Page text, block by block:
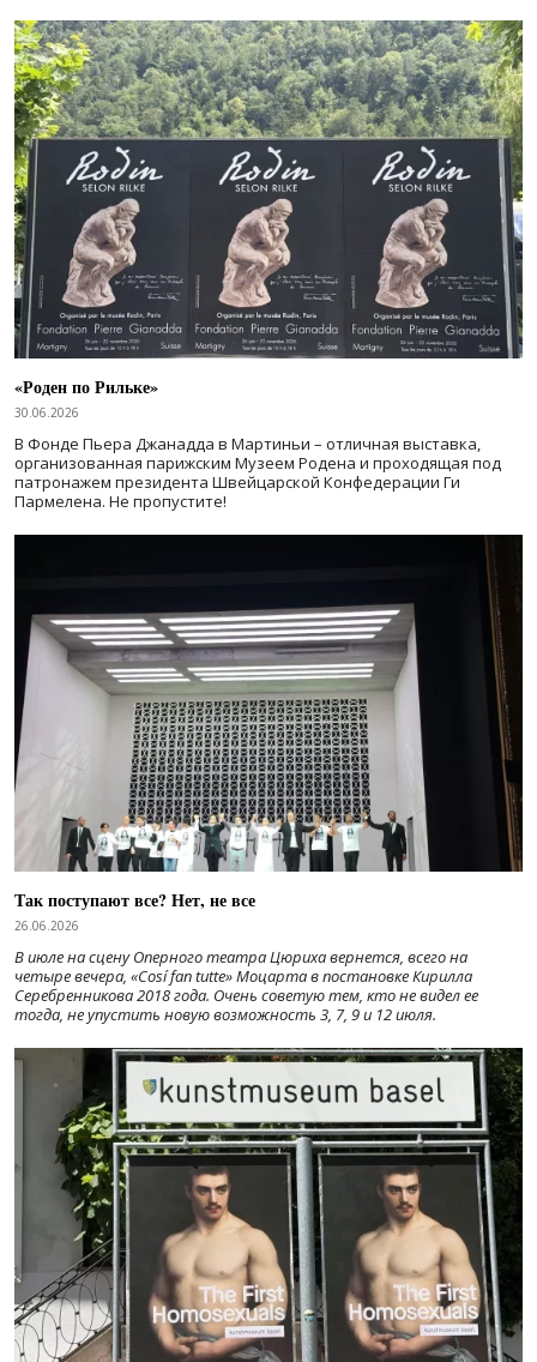
«Роден по Рильке»
30.06.2026
В Фонде Пьера Джанадда в Мартиньи – отличная выставка,
организованная парижским Музеем Родена и проходящая под
патронажем президента Швейцарской Конфедерации Ги
Пармелена. Не пропустите!
Так поступают все? Нет, не все
26.06.2026
В июле на сцену Оперного театра Цюриха вернется, всего на
четыре вечера, «Cosí fan tutte» Моцарта в постановке Кирилла
Серебренникова 2018 года. Очень советую тем, кто не видел ее
тогда, не упустить новую возможность 3, 7, 9 и 12 июля.